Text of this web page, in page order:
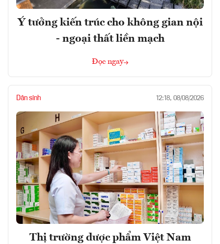
Ý tưởng kiến trúc cho không gian nội
- ngoại thất liền mạch
Đọc ngay
Dân sinh 12:18, 08/08/2026
Thị trường dược phẩm Việt Nam